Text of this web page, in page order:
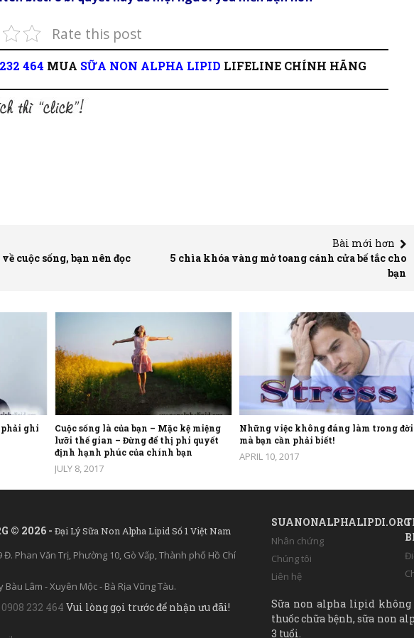
Rate this post
464 MUA SỮA NON ALPHA LIPID LIFELINE CHÍNH HÃNG
cuộc sống, bạn nên đọc
Bài mới hơn
5 chìa khóa vàng mở toang cánh cửa bế tắc cho
bạn
phải ghi
Cuộc sống là của bạn – Mặc kệ miệng
lưỡi thế gian – Đừng để thị phi quyết
định hạnh phúc của chính bạn
JULY 8, 2017
Những việc không đáng làm trong đời
mà bạn cần phải biết!
APRIL 10, 2017
© 2026 - Đại Lý Sữa Non Alpha Lipid Số 1 Việt Nam
Đ. Phan Văn Trị, Phường 10, Gò Vấp, Thành phố Hồ Chí
Bàu Lâm - Xuyên Mộc - Bà Rịa Vũng Tàu.
0908 232 464 Vui lòng gọi trước để nhận ưu đãi!
SUANONALPHALIPDI.ORG
Nhân chứng
Chúng tôi
Liên hệ
Sữa non alpha lipid
thuốc chữa bệnh, sữa non
3 tuổi.